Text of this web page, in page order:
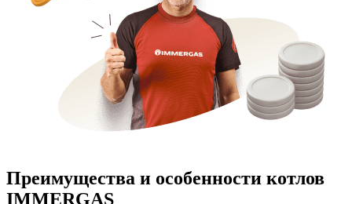
Преимущества и особенности котлов
IMMERGAS